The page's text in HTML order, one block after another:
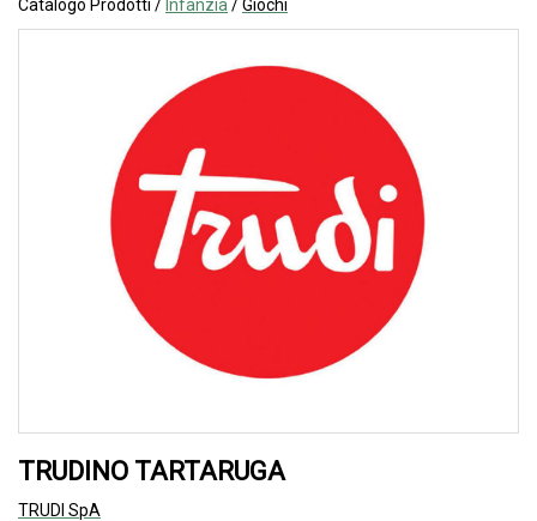
Catalogo Prodotti / Infanzia /Giochi
TRUDINO TARTARUGA
TRUDI SpA